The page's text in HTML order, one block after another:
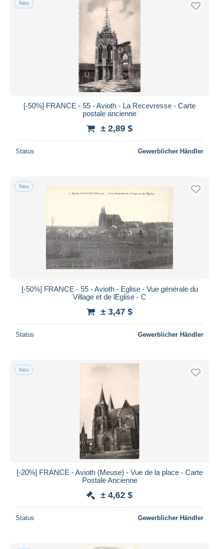
Kostenloser Versand
Banküberweisung
Mastercard
iDeal
Wohnsitz des Verkäufers
Übernehmen
Neu
[-50%] FRANCE - 55 - Avioth - La Recevresse - Carte
postale ancienne
± 2,89 $
Status Gewerblicher Händler
Neu
[-50%] FRANCE - 55 - Avioth - Eglise - Vue générale du
Village et de lEglise - C
± 3,47 $
Status Gewerblicher Händler
Neu
[-20%] FRANCE - Avioth (Meuse) - Vue de la place - Carte
Postale Ancienne
± 4,62 $
Status Gewerblicher Händler